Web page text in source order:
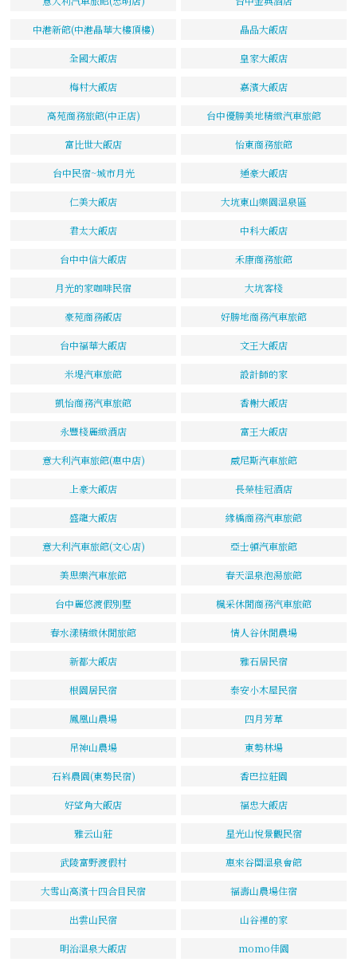
中港新館(中港晶華大樓頂樓) 晶品大飯店
全國大飯店 皇家大飯店
梅村大飯店 嘉濱大飯店
高苑商務旅館(中正店) 台中優勝美地精緻汽車旅館
富比世大飯店 怡東商務旅館
台中民宿~城市月光 通豪大飯店
仁美大飯店 大坑東山樂園溫泉區
君太大飯店 中科大飯店
台中中信大飯店 禾康商務旅館
月光的家咖啡民宿 大坑客棧
豪苑商務飯店 好勝地商務汽車旅館
台中福華大飯店 文王大飯店
米堤汽車旅館 設計師的家
凱怡商務汽車旅館 香榭大飯店
永豐棧麗緻酒店 富王大飯店
意大利汽車旅館(惠中店) 威尼斯汽車旅館
上豪大飯店 長榮桂冠酒店
盛龍大飯店 緣橋商務汽車旅館
意大利汽車旅館(文心店) 亞士頓汽車旅館
美思樂汽車旅館 春天溫泉泡湯旅館
台中麗悠渡假別墅 楓采休閒商務汽車旅館
春水漾精緻休閒旅館 情人谷休閒農場
新都大飯店 雅石居民宿
根園居民宿 泰安小木屋民宿
鳳凰山農場 四月芳草
吊神山農場 東勢林場
石嵙農園(東勢民宿) 香巴拉莊園
好望角大飯店 福忠大飯店
雅云山莊 星光山悅景觀民宿
武陵富野渡假村 惠來谷關溫泉會館
大雪山高濱十四合目民宿 福壽山農場住宿
出雲山民宿 山谷裡的家
明治溫泉大飯店 momo佳園